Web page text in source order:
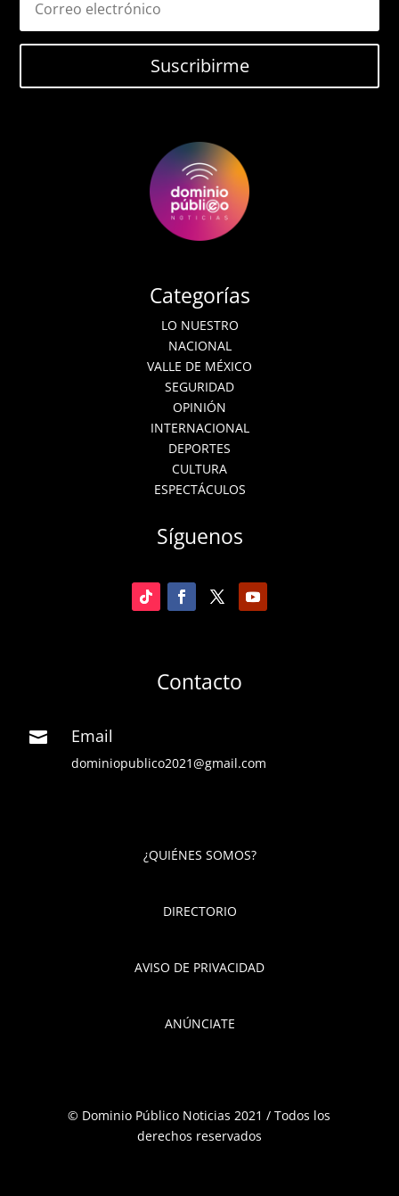
Suscribirme
Categorías
LO NUESTRO
NACIONAL
VALLE DE MÉXICO
SEGURIDAD
OPINIÓN
INTERNACIONAL
DEPORTES
CULTURA
ESPECTÁCULOS
Síguenos
Contacto
 Email
dominiopublico2021@gmail.com
¿QUIÉNES SOMOS?
DIRECTORIO
AVISO DE PRIVACIDAD
ANÚNCIATE
© Dominio Público Noticias 2021 / Todos los
derechos reservados